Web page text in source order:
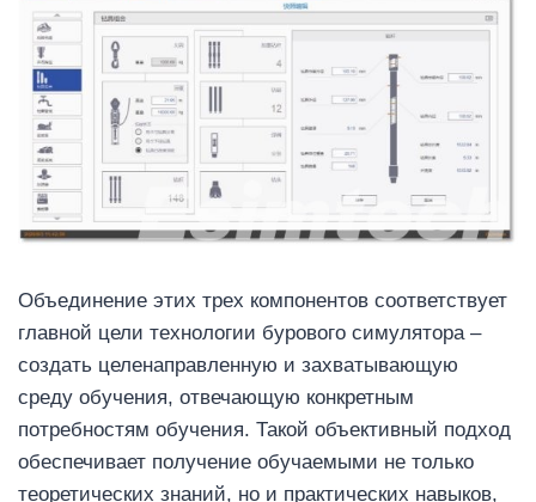
Объединение этих трех компонентов соответствует
главной цели технологии бурового симулятора –
создать целенаправленную и захватывающую
среду обучения, отвечающую конкретным
потребностям обучения. Такой объективный подход
обеспечивает получение обучаемыми не только
теоретических знаний, но и практических навыков,